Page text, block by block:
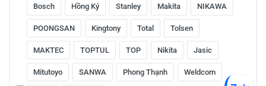
Bosch Hồng Ký Stanley Makita NIKAWA
POONGSAN Kingtony Total Tolsen
MAKTEC TOPTUL TOP Nikita Jasic
Mitutoyo SANWA Phong Thạnh Weldcom